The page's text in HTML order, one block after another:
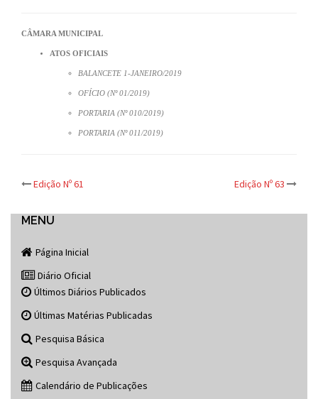
CÂMARA MUNICIPAL
ATOS OFICIAIS
BALANCETE 1-JANEIRO/2019
OFÍCIO (Nº 01/2019)
PORTARIA (Nº 010/2019)
PORTARIA (Nº 011/2019)
Post
navigation
Edição Nº 61 Edição Nº 63
MENU
Página Inicial
Diário Oficial
Últimos Diários Publicados
Últimas Matérias Publicadas
Pesquisa Básica
Pesquisa Avançada
Calendário de Publicações